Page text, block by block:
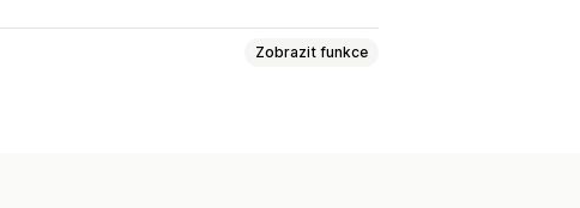
Zobrazit funkce